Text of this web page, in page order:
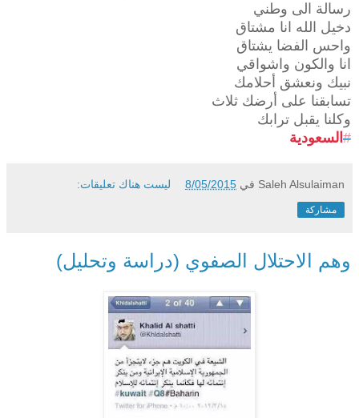
رسالة الى وطني
دخيل الله انا مشتاق
واحس الفضا يشتاق
انا والكون واشواقي
نبيك ونعشق أحلامك
تسابقنا على أرضك ثلاث
وكلنا يقبل ترابك
# السعودية
Saleh Alsulaiman في 8/05/2015 ليست هناك تعليقات:
مشاركة
وهم الاحتلال الصفوي (دراسة وتحليل)